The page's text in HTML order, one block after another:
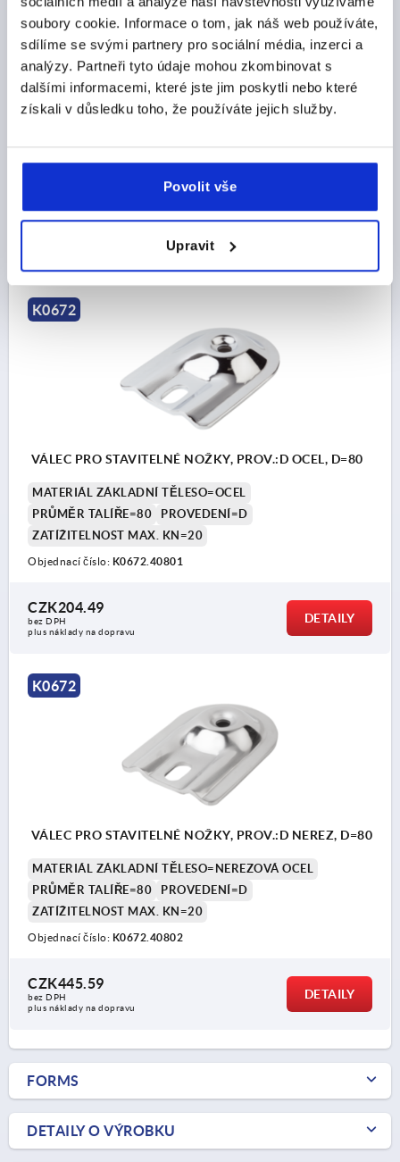
soubory cookie. Informace o tom, jak náš web používáte,
sdílíme se svými partnery pro sociální média, inzerci a
analýzy. Partneři tyto údaje mohou zkombinovat s
dalšími informacemi, které jste jim poskytli nebo které
získali v důsledku toho, že používáte jejich služby.
Povolit vše
Upravit
VÁLEC PRO STAVITELNÉ NOŽKY, PROV.:C NEREZ, D=80
MATERIÁL ZÁKLADNÍ TĚLESO=NEREZOVÁ OCEL
K0672.30802
K0672
VÁLEC PRO STAVITELNÉ NOŽKY, PROV.:D OCEL, D=80
MATERIÁL ZÁKLADNÍ TĚLESO=OCEL
PRŮMĚR TALÍŘE=80
PROVEDENÍ=D
ZATÍŽITELNOST MAX. KN=20
Objednací číslo: K0672.40801
CZK204.49
bez DPH
plus náklady na dopravu
DETAILY
K0672
VÁLEC PRO STAVITELNÉ NOŽKY, PROV.:D NEREZ, D=80
MATERIÁL ZÁKLADNÍ TĚLESO=NEREZOVÁ OCEL
PRŮMĚR TALÍŘE=80
PROVEDENÍ=D
ZATÍŽITELNOST MAX. KN=20
Objednací číslo: K0672.40802
CZK445.59
bez DPH
plus náklady na dopravu
DETAILY
FORMS
DETAILY O VÝROBKU